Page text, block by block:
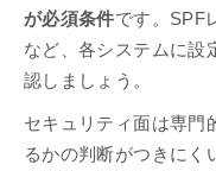
が必須条件です。SPF
など、各システムに設
認しましょう。
セキュリティ面は専門
るかの判断がつきにく